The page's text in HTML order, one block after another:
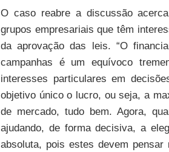
O caso reabre a discussão
grupos empresariais que têm
da aprovação das leis. “O
campanhas é um equívoco
interesses particulares em
objetivo único o lucro, ou seja, a
de mercado, tudo bem. Agora,
ajudando, de forma decisiva, a
absoluta, pois estes devem